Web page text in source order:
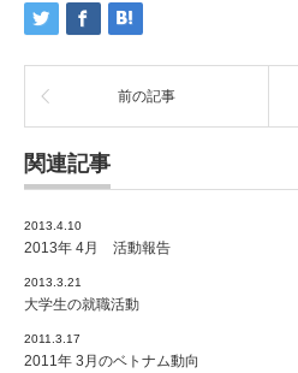
前の記事
関連記事
2013.4.10
2013年 4月 活動報告
2013.3.21
大学生の就職活動
2011.3.17
2011年 3月のベトナム動向